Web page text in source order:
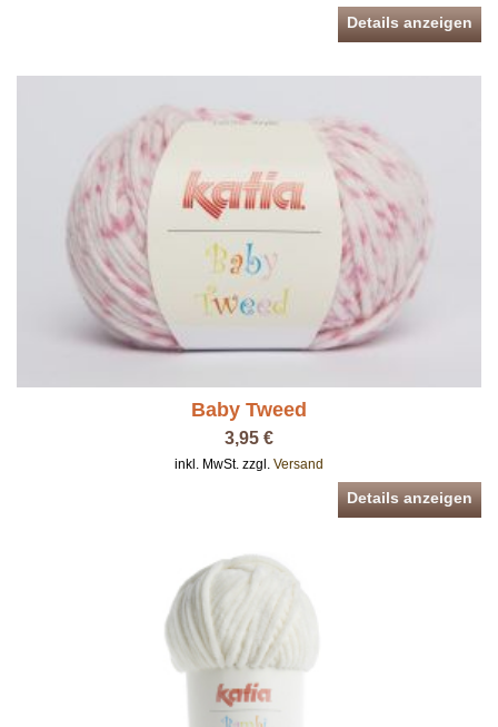
Details anzeigen
Baby Tweed
3,95 €
inkl. MwSt. zzgl. Versand
Details anzeigen